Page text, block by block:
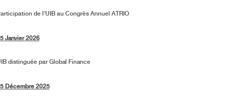
de l’UIB au Congrès Annuel ATRIO
Janvier 2026
distinguée par Global Finance
Décembre 2025